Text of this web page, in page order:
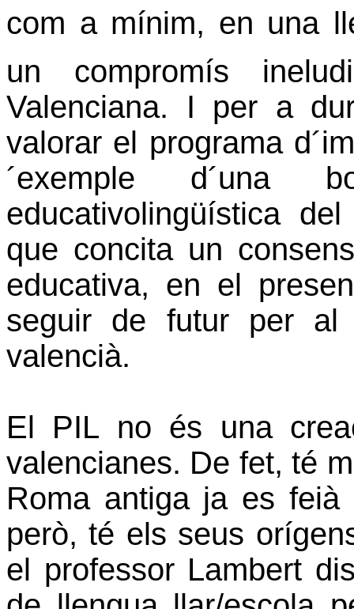
com a mínim, en una
un compromís
Valenciana. I per a
valorar el programa
´exemple d´una
educativolingüística
que concita un
educativa, en el
seguir de futur per al
valencià.
El PIL no és una
valencianes. De fet, té
Roma antiga ja es
però, té els seus
el professor Lambert